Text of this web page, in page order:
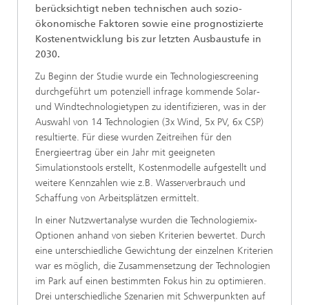
berücksichtigt neben technischen auch sozio-
ökonomische Faktoren sowie eine prognostizierte
Kostenentwicklung bis zur letzten Ausbaustufe in
2030.
Zu Beginn der Studie wurde ein Technologiescreening
durchgeführt um potenziell infrage kommende Solar-
und Windtechnologietypen zu identifizieren, was in der
Auswahl von 14 Technologien (3x Wind, 5x PV, 6x CSP)
resultierte. Für diese wurden Zeitreihen für den
Energieertrag über ein Jahr mit geeigneten
Simulationstools erstellt, Kostenmodelle aufgestellt und
weitere Kennzahlen wie z.B. Wasserverbrauch und
Schaffung von Arbeitsplätzen ermittelt.
In einer Nutzwertanalyse wurden die Technologiemix-
Optionen anhand von sieben Kriterien bewertet. Durch
eine unterschiedliche Gewichtung der einzelnen Kriterien
war es möglich, die Zusammensetzung der Technologien
im Park auf einen bestimmten Fokus hin zu optimieren.
Drei unterschiedliche Szenarien mit Schwerpunkten auf